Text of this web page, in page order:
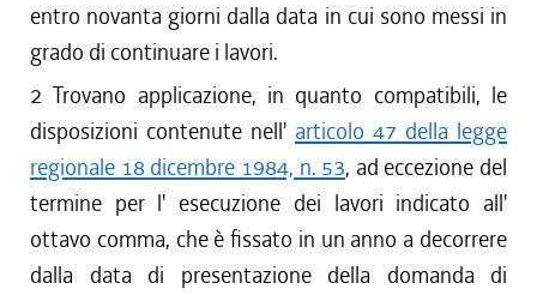
entro novanta giorni dalla data in cui sono messi in
grado di continuare i lavori.
2 Trovano applicazione, in quanto compatibili, le
disposizioni contenute nell' articolo 47 della legge
regionale 18 dicembre 1984, n. 53, ad eccezione del
termine per l' esecuzione dei lavori indicato all'
ottavo comma, che è fissato in un anno a decorrere
dalla data di presentazione della domanda di